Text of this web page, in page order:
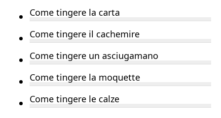
Come tingere la carta
Come tingere il cachemire
Come tingere un asciugamano
Come tingere la moquette
Come tingere le calze